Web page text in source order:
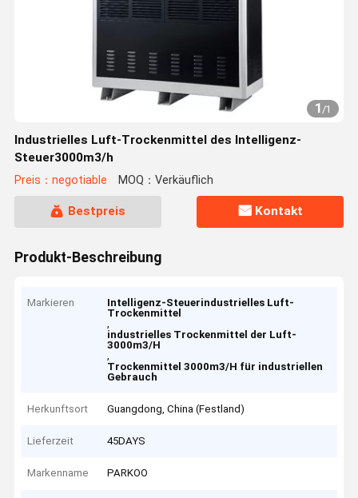
1/1
Industrielles Luft-Trockenmittel des Intelligenz-
Steuer3000m3/h
Preis：negotiable MOQ：Verkäuflich
Bestpreis Kontakt
Produkt-Beschreibung
Markieren
Intelligenz-Steuerindustrielles Luft-
Trockenmittel
,
industrielles Trockenmittel der Luft-
3000m3/H
,
Trockenmittel 3000m3/H für industriellen
Gebrauch
Herkunftsort Guangdong, China (Festland)
Lieferzeit 45DAYS
Markenname PARKOO